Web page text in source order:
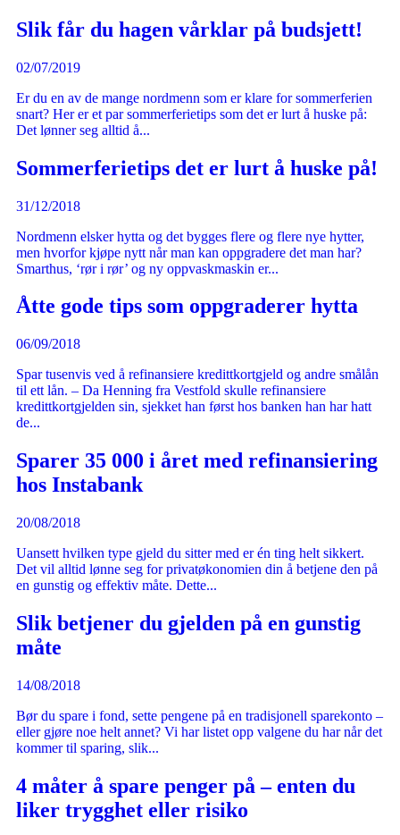
Slik får du hagen vårklar på budsjett!
02/07/2019
Er du en av de mange nordmenn som er klare for sommerferien
snart? Her er et par sommerferietips som det er lurt å huske på:
Det lønner seg alltid å...
Sommerferietips det er lurt å huske på!
31/12/2018
Nordmenn elsker hytta og det bygges flere og flere nye hytter,
men hvorfor kjøpe nytt når man kan oppgradere det man har?
Smarthus, ‘rør i rør’ og ny oppvaskmaskin er...
Åtte gode tips som oppgraderer hytta
06/09/2018
Spar tusenvis ved å refinansiere kredittkortgjeld og andre smålån
til ett lån. – Da Henning fra Vestfold skulle refinansiere
kredittkortgjelden sin, sjekket han først hos banken han har hatt
de...
Sparer 35 000 i året med refinansiering
hos Instabank
20/08/2018
Uansett hvilken type gjeld du sitter med er én ting helt sikkert.
Det vil alltid lønne seg for privatøkonomien din å betjene den på
en gunstig og effektiv måte. Dette...
Slik betjener du gjelden på en gunstig
måte
14/08/2018
Bør du spare i fond, sette pengene på en tradisjonell sparekonto –
eller gjøre noe helt annet? Vi har listet opp valgene du har når det
kommer til sparing, slik...
4 måter å spare penger på – enten du
liker trygghet eller risiko